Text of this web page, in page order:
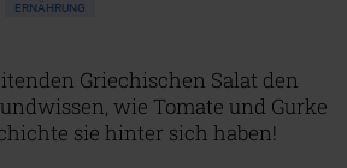
ERNÄHRUNG
Griechischen Salat den
wie Tomate und Gurke
sie hinter sich haben!